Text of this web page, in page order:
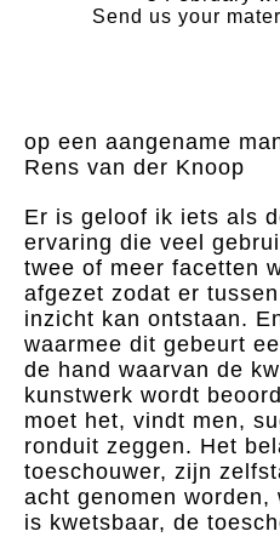
Send us your
op een aangename
Rens van der Knoop
Er is geloof ik iets als
ervaring die veel
twee of meer facetten
afgezet zodat er
inzicht kan ontstaan.
waarmee dit gebeurt
de hand waarvan de
kunstwerk wordt
moet het, vindt men,
ronduit zeggen. Het
toeschouwer, zijn
acht genomen worden,
is kwetsbaar, de